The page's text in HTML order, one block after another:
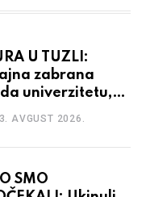
U TUZLI:
zabrana
univerzitetu,
sudskih
3. AVGUST 2026.
SMO